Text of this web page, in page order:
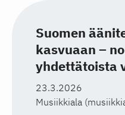
Suomen
kasvuaan –
yhdettätoista
23.3.2026
Musiikkiala